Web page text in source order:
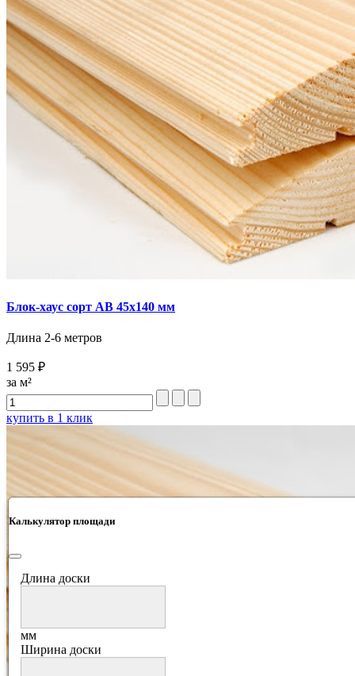
Блок-хаус сорт AB 45х140 мм
Длина 2-6 метров
1 595 ₽
за м²
купить в 1 клик
Калькулятор площади
Длина доски
мм
Ширина доски